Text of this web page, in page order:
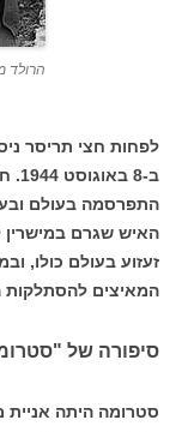
הרולד
לפחות חצי תריסר
ב-
התפרסמה בעולם
האיש שגרם במישרין
זעזוע בעולם כולו,
המאיצים להסתלקות
סיפורה של
סטרומה היתה